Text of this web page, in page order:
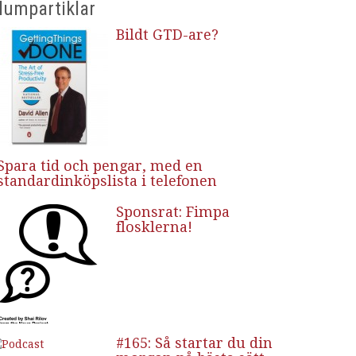
Bildt GTD-are?
tid och pengar, med en
i telefonen
Sponsrat: Fimpa
flosklerna!
#165: Så startar du din